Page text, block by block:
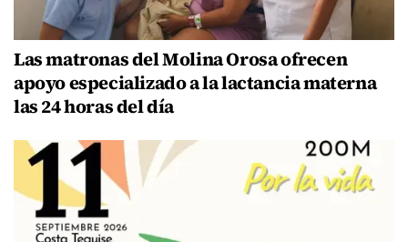
Las matronas del Molina Orosa ofrecen
apoyo especializado a la lactancia materna
las 24 horas del día